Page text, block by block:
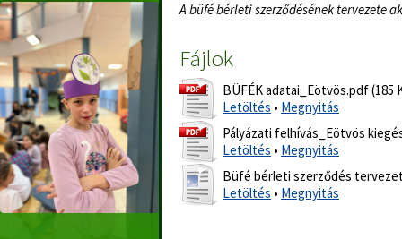
A büfé bérleti szerződésének tervezete
Fájlok
BÜFÉK adatai_Eötvös.pdf (185
Letöltés • Megnyitás
Pályázati felhívás_Eötvös
Letöltés • Megnyitás
Büfé bérleti szerződés
Letöltés • Megnyitás